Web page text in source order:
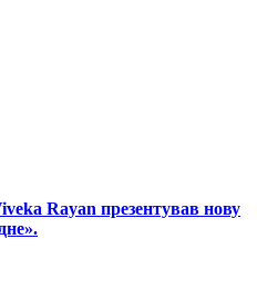
Rayan презентував нову